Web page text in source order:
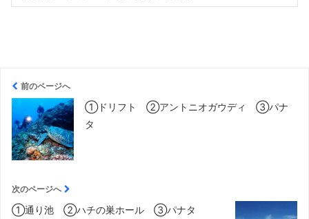
前のページへ
①ドリフト ②アントニオガウディ ③パナ
タ
次のページへ
①通り池 ②ハチの巣ホール ③パナタ